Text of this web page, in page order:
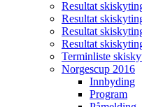
Resultat
Resultat
Resultat
Resultat
Terminliste
Norgescup 2016
Innbyding
Program